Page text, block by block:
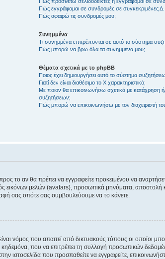
Πώς εγγράφομαι σε συνδρομές σε συγκεκριμένες Δ.
Πώς αφαιρώ τις συνδρομές μου;
Συνημμένα
Τι συνημμένα επιτρέπονται σε αυτό το σύστημα
Πώς μπορώ να βρω όλα τα συνημμένα μου;
Θέματα σχετικά με το phpBB
Ποιος έχει δημιουργήσει αυτό το σύστημα
Γιατί δεν είναι διαθέσιμο το Χ χαρακτηριστικό;
Με ποιον θα επικοινωνήσω σχετικά με κατάχρηση
συζητήσεων;
Πώς μπορώ να επικοινωνήσω με τον διαχειριστή
το αν θα πρέπει να εγγραφείτε προκειμένου να
εικόνων μελών (avatars), προσωπικά μηνύματα,
σας οπότε σας συμβουλεύουμε να το κάνετε.
νόμος που απαιτεί από δικτυακούς τόπους οι οποίοι
που να επιτρέπει τη συλλογή προσωπικών
ιστοσελίδα που προσπαθείτε να εγγραφείτε,